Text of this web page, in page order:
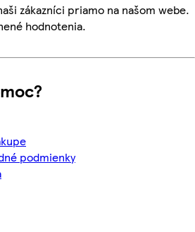
zákazníci priamo na našom webe.
hodnotenia.
podmienky